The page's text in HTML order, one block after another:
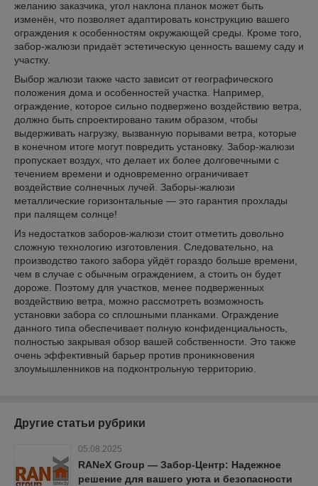
желанию заказчика, угол наклона планок может быть
изменён, что позволяет адаптировать конструкцию вашего
ограждения к особенностям окружающей среды. Кроме того,
забор-жалюзи придаёт эстетическую ценность вашему саду и
участку.
Выбор жалюзи также часто зависит от географического
положения дома и особенностей участка. Например,
ограждение, которое сильно подвержено воздействию ветра,
должно быть спроектировано таким образом, чтобы
выдерживать нагрузку, вызванную порывами ветра, которые
в конечном итоге могут повредить установку. Забор-жалюзи
пропускает воздух, что делает их более долговечными с
течением времени и одновременно ограничивает
воздействие солнечных лучей. Заборы-жалюзи
металлические горизонтальные — это гарантия прохлады
при палящем солнце!
Из недостатков заборов-жалюзи стоит отметить довольно
сложную технологию изготовления. Следовательно, на
производство такого забора уйдёт гораздо больше времени,
чем в случае с обычным ограждением, а стоить он будет
дороже. Поэтому для участков, менее подверженных
воздействию ветра, можно рассмотреть возможность
установки забора со сплошными планками. Ограждение
данного типа обеспечивает полную конфиденциальность,
полностью закрывая обзор вашей собственности. Это также
очень эффективный барьер против проникновения
злоумышленников на подконтрольную территорию.
Другие статьи рубрики
05.08.2025
RANeX Group — Забор-Центр: Надежное
решение для вашего уюта и безопасности